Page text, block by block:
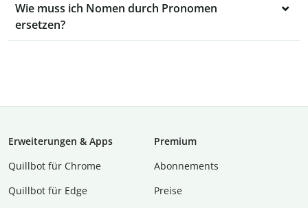
Wie muss ich Nomen durch Pronomen
ersetzen?
Erweiterungen & Apps
Quillbot für Chrome
Quillbot für Edge
Premium
Abon­ne­ments
Preise